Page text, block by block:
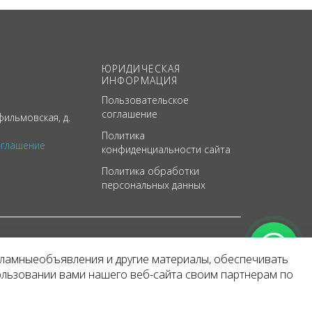
д.
ЮРИДИЧЕСКАЯ
ИНФОРМАЦИЯ
Пользовательское
соглашение
Политика
конфиденциальности сайта
Политика обработки
персональных данных
и другие материалы, обеспечивать
вами нашего веб-сайта своим партнерам по